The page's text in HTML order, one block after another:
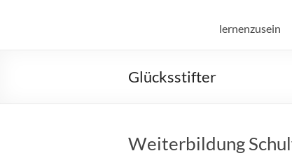
lernenzusein
Glücksstifter
Weiterbildung